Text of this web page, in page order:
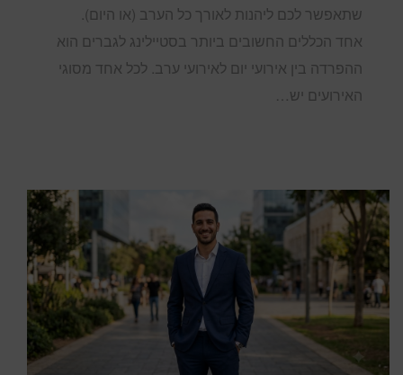
שתאפשר לכם ליהנות לאורך כל הערב (או היום).
אחד הכללים החשובים ביותר בסטיילינג לגברים הוא
ההפרדה בין אירועי יום לאירועי ערב. לכל אחד מסוגי
האירועים יש…